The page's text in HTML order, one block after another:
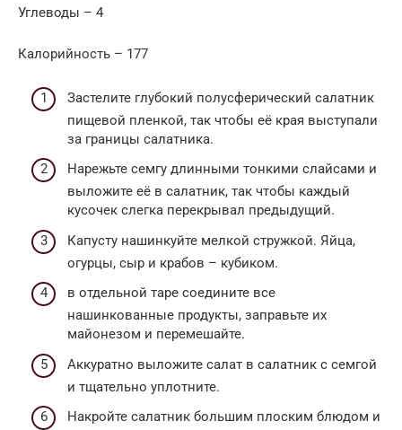
Углеводы – 4
Калорийность – 177
Застелите глубокий полусферический салатник
пищевой пленкой, так чтобы её края выступали
за границы салатника.
Нарежьте семгу длинными тонкими слайсами и
выложите её в салатник, так чтобы каждый
кусочек слегка перекрывал предыдущий.
Капусту нашинкуйте мелкой стружкой. Яйца,
огурцы, сыр и крабов – кубиком.
в отдельной таре соедините все
нашинкованные продукты, заправьте их
майонезом и перемешайте.
Аккуратно выложите салат в салатник с семгой
и тщательно уплотните.
Накройте салатник большим плоским блюдом и